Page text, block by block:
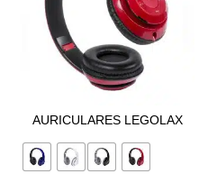
AURICULARES LEGOLAX